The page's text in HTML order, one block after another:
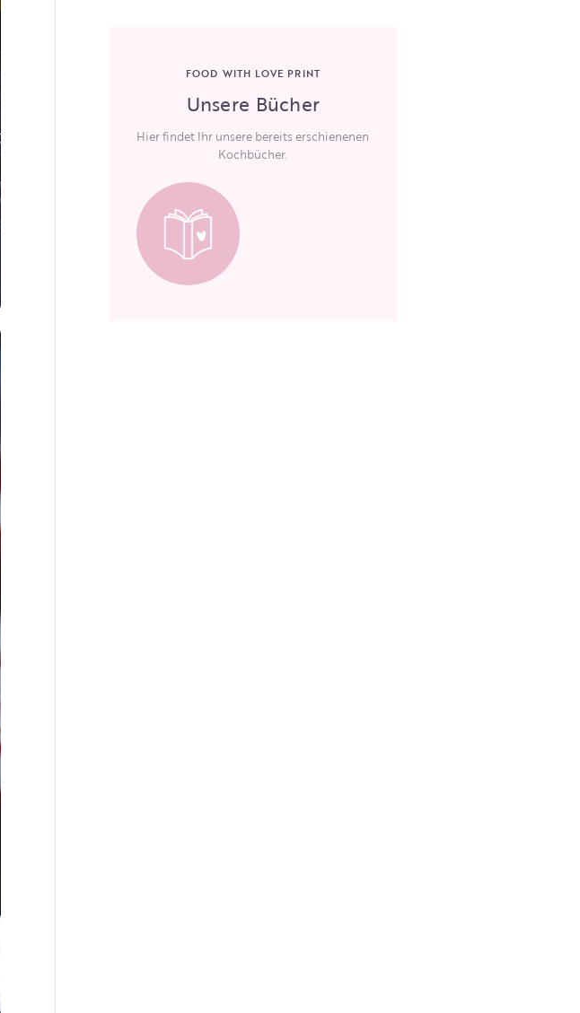
FOOD WITH LOVE PRINT
Unsere Bücher
Hier findet Ihr unsere bereits erschienenen
Kochbücher.